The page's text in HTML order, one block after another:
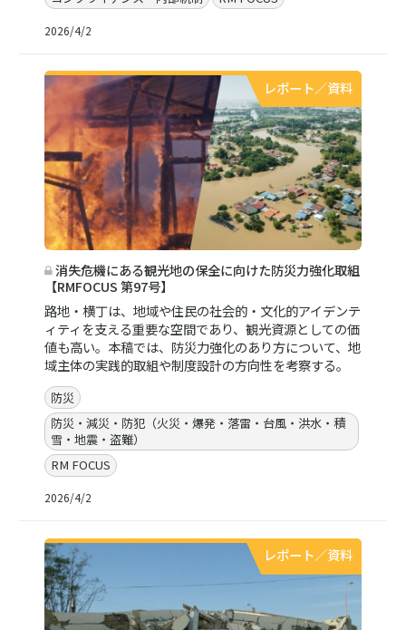
2026/4/2
レポート／資料
消失危機にある観光地の保全に向けた防災力強化取組
【RMFOCUS 第97号】
路地・横丁は、地域や住民の社会的・文化的アイデンテ
ィティを支える重要な空間であり、観光資源としての価
値も高い。本稿では、防災力強化のあり方について、地
域主体の実践的取組や制度設計の方向性を考察する。
防災
防災・減災・防犯（火災・爆発・落雷・台風・洪水・積
雪・地震・盗難）
RM FOCUS
2026/4/2
レポート／資料